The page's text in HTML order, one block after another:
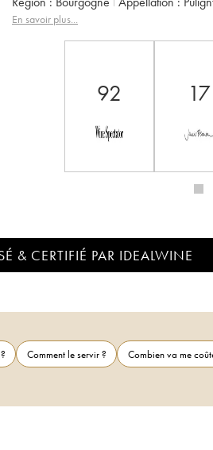
Classement :
En savoir plus...
92 17
& CERTIFIÉ PAR IDEALWINE
Comment le servir ?
Combien va me